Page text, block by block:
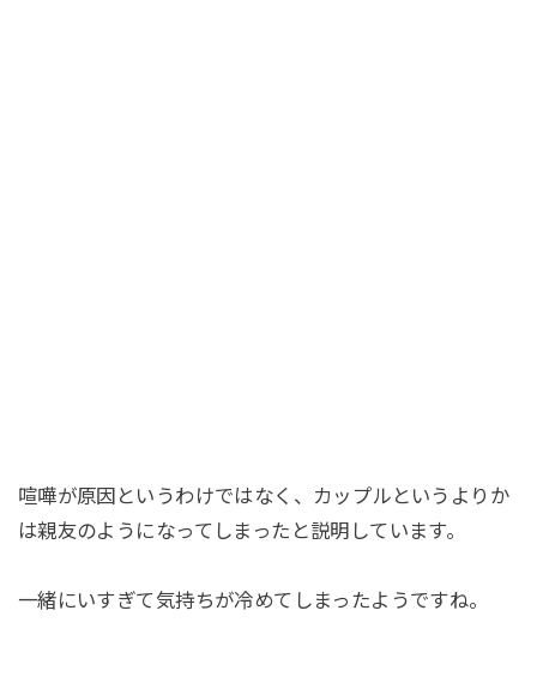
喧嘩が原因というわけではなく、カップルというよりか
は親友のようになってしまったと説明しています。
一緒にいすぎて気持ちが冷めてしまったようですね。